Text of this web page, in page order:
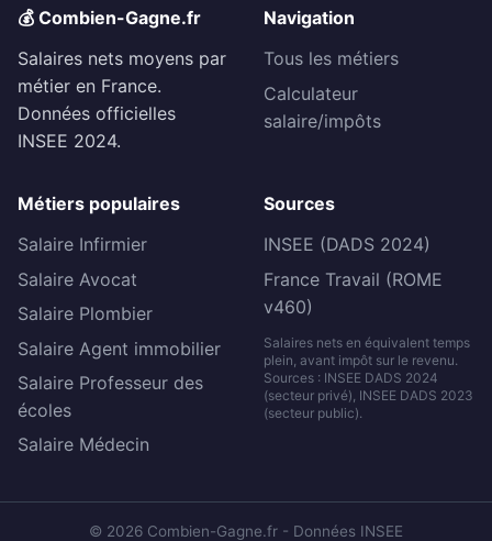
💰 Combien-Gagne.fr
Salaires nets moyens par
métier en France.
Données officielles
INSEE 2024.
Navigation
Tous les métiers
Calculateur
salaire/impôts
Métiers populaires
Salaire Infirmier
Salaire Avocat
Salaire Plombier
Salaire Agent immobilier
Salaire Professeur des
écoles
Salaire Médecin
Sources
INSEE (DADS 2024)
France Travail (ROME
v460)
Salaires nets en équivalent temps
plein, avant impôt sur le revenu.
Sources : INSEE DADS 2024
(secteur privé), INSEE DADS 2023
(secteur public).
© 2026 Combien-Gagne.fr - Données INSEE